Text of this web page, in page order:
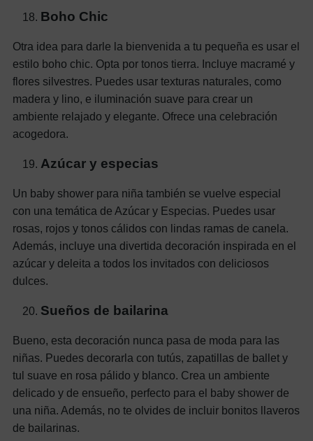
Boho Chic
Otra idea para darle la bienvenida a tu pequeña es usar el
estilo boho chic. Opta por tonos tierra. Incluye macramé y
flores silvestres. Puedes usar texturas naturales, como
madera y lino, e iluminación suave para crear un
ambiente relajado y elegante. Ofrece una celebración
acogedora.
Azúcar y especias
Un baby shower para niña también se vuelve especial
con una temática de Azúcar y Especias. Puedes usar
rosas, rojos y tonos cálidos con lindas ramas de canela.
Además, incluye una divertida decoración inspirada en el
azúcar y deleita a todos los invitados con deliciosos
dulces.
Sueños de bailarina
Bueno, esta decoración nunca pasa de moda para las
niñas. Puedes decorarla con tutús, zapatillas de ballet y
tul suave en rosa pálido y blanco. Crea un ambiente
delicado y de ensueño, perfecto para el baby shower de
una niña. Además, no te olvides de incluir bonitos llaveros
de bailarinas.